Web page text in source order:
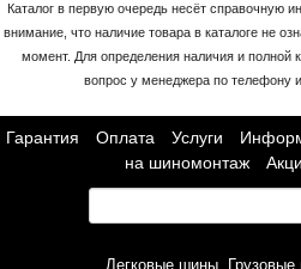
Каталог в первую очередь несёт
внимание, что наличие товара в каталоге не
момент. Для определения наличия и полной
вопрос у менеджера по телефону
Гарантия Оплата Услуги
на шиномонтаж
Легковые шины